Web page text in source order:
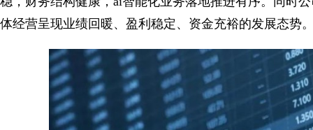
体经营呈现业绩回暖、盈利稳定、资金充裕的发展态势